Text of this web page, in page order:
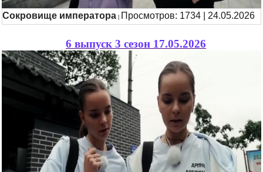
Сокровище императора Просмотров: 1734 | 24.05.2026
6 выпуск 3 сезон 17.05.2026